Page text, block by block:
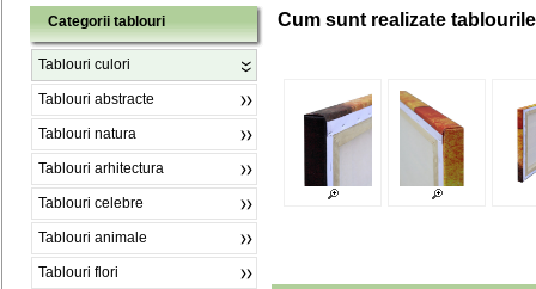
Categorii tablouri
Tablouri culori
Tablouri abstracte
Tablouri natura
Tablouri arhitectura
Tablouri celebre
Tablouri animale
Tablouri flori
Cum sunt realizate